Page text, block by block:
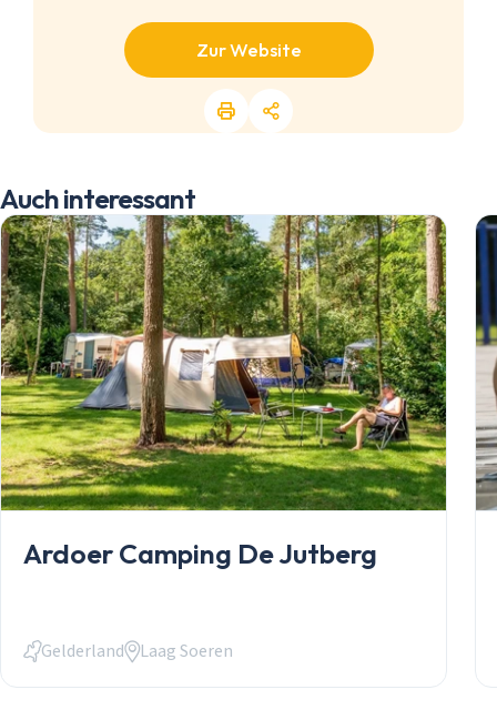
Mobilheime
Chalets
Anlässe
Einkauf
informelles
Service
Über
Unsere
Stellplätze
Individuelle
Häufig
Kontakt
Login
Zur Website
Auch interessant
Ardoer Camping De Jutberg
Gelderland Laag Soeren
Login
Passwort vergessen?